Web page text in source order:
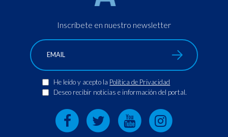
Inscríbete en nuestro newsletter
He leído y acepto la Política de Privacidad
Deseo recibir noticias e información del portal.